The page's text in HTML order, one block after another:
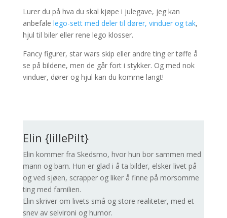
Lurer du på hva du skal kjøpe i julegave, jeg kan
anbefale lego-sett med deler til dører, vinduer og tak,
hjul til biler eller rene lego klosser.
Fancy figurer, star wars skip eller andre ting er tøffe å
se på bildene, men de går fort i stykker. Og med nok
vinduer, dører og hjul kan du komme langt!
Elin {lillePilt}
Elin kommer fra Skedsmo, hvor hun bor sammen med
mann og barn. Hun er glad i å ta bilder, elsker livet på
og ved sjøen, scrapper og liker å finne på morsomme
ting med familien.
Elin skriver om livets små og store realiteter, med et
snev av selvironi og humor.